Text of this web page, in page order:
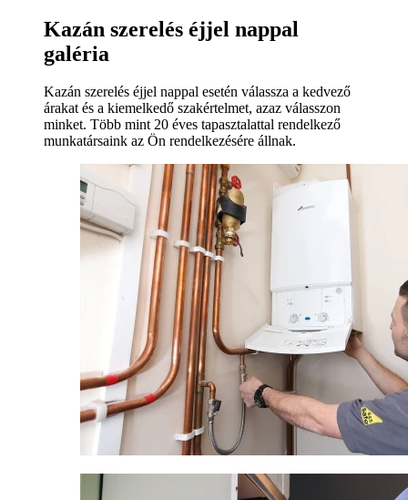
Kazán szerelés éjjel nappal
galéria
Kazán szerelés éjjel nappal esetén válassza a kedvező
árakat és a kiemelkedő szakértelmet, azaz válasszon
minket. Több mint 20 éves tapasztalattal rendelkező
munkatársaink az Ön rendelkezésére állnak.